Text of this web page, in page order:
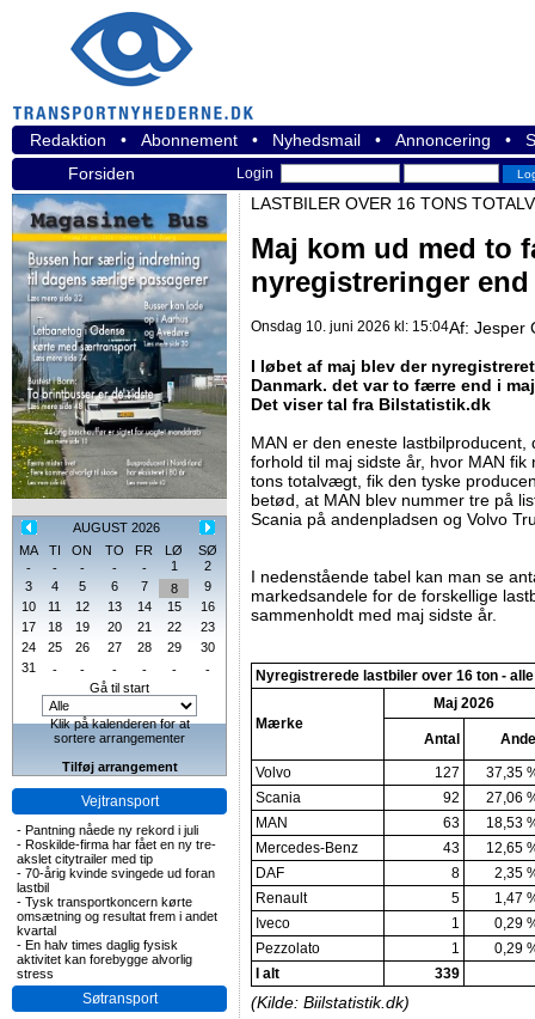
Redaktion • Abonnement • Nyhedsmail • Annoncering •
Forsiden
Login
AUGUST 2026
MA
TI ON TO FR LØ
SØ
-
- - - - 1
2
3
4 5 6 7 8
9
10
11 12 13 14 15
16
17
18 19 20 21 22
23
24
25 26 27 28 29
30
31
- - - - -
-
Gå til start
Klik på kalenderen for at
sortere arrangementer
Tilføj arrangement
Vejtransport
- Pantning nåede ny rekord i juli
- Roskilde-firma har fået en ny tre-
akslet citytrailer med tip
- 70-årig kvinde svingede ud foran
lastbil
- Tysk transportkoncern kørte
omsætning og resultat frem i andet
kvartal
- En halv times daglig fysisk
aktivitet kan forebygge alvorlig
stress
Søtransport
LASTBILER OVER 16 TONS
Maj kom ud med to
nyregistreringer
Onsdag 10. juni 2026 kl: 15:04Af: Jesper
I løbet af maj blev der
Danmark. det var to færre end i
Det viser tal fra Bilstatistik.dk
MAN er den eneste
forhold til maj sidste år, hvor MAN
tons totalvægt, fik den tyske
betød, at MAN blev nummer tre på
Scania på andenpladsen og Volvo
I nedenstående tabel kan man se
markedsandele for de forskellige
sammenholdt med maj sidste år.
Nyregistrerede lastbiler over 16 ton -
Mærke
Maj 2026
Antal
Volvo
127
37,35
Scania
92
27,06
MAN
63
18,53
Mercedes-Benz
43
12,65
DAF
8
2,35
Renault
5
1,47
Iveco
1
0,29
Pezzolato
1
0,29
I alt
339
(Kilde: Biilstatistik.dk)